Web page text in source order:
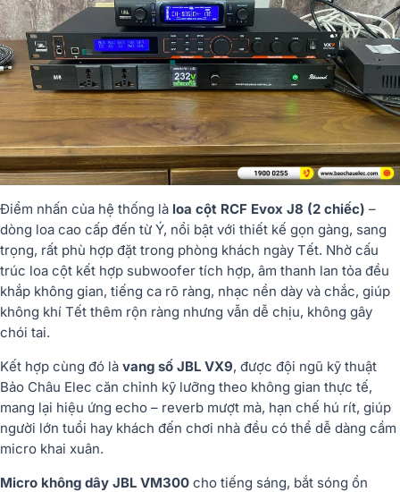
Điểm nhấn của hệ thống là loa cột RCF Evox J8 (2 chiếc) –
dòng loa cao cấp đến từ Ý, nổi bật với thiết kế gọn gàng, sang
trọng, rất phù hợp đặt trong phòng khách ngày Tết. Nhờ cấu
trúc loa cột kết hợp subwoofer tích hợp, âm thanh lan tỏa đều
khắp không gian, tiếng ca rõ ràng, nhạc nền dày và chắc, giúp
không khí Tết thêm rộn ràng nhưng vẫn dễ chịu, không gây
chói tai.
Kết hợp cùng đó là vang số JBL VX9, được đội ngũ kỹ thuật
Bảo Châu Elec căn chỉnh kỹ lưỡng theo không gian thực tế,
mang lại hiệu ứng echo – reverb mượt mà, hạn chế hú rít, giúp
người lớn tuổi hay khách đến chơi nhà đều có thể dễ dàng cầm
micro khai xuân.
Micro không dây JBL VM300 cho tiếng sáng, bắt sóng ổn